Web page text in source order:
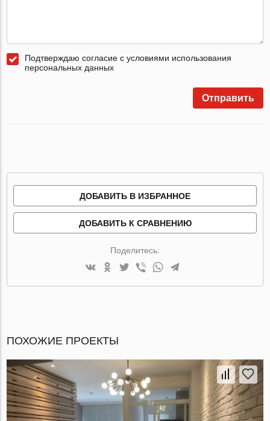
Подтверждаю согласие с условиями использования
персональных данных
Отправить
ДОБАВИТЬ В ИЗБРАННОЕ
ДОБАВИТЬ К СРАВНЕНИЮ
Поделитесь:
ПОХОЖИЕ ПРОЕКТЫ